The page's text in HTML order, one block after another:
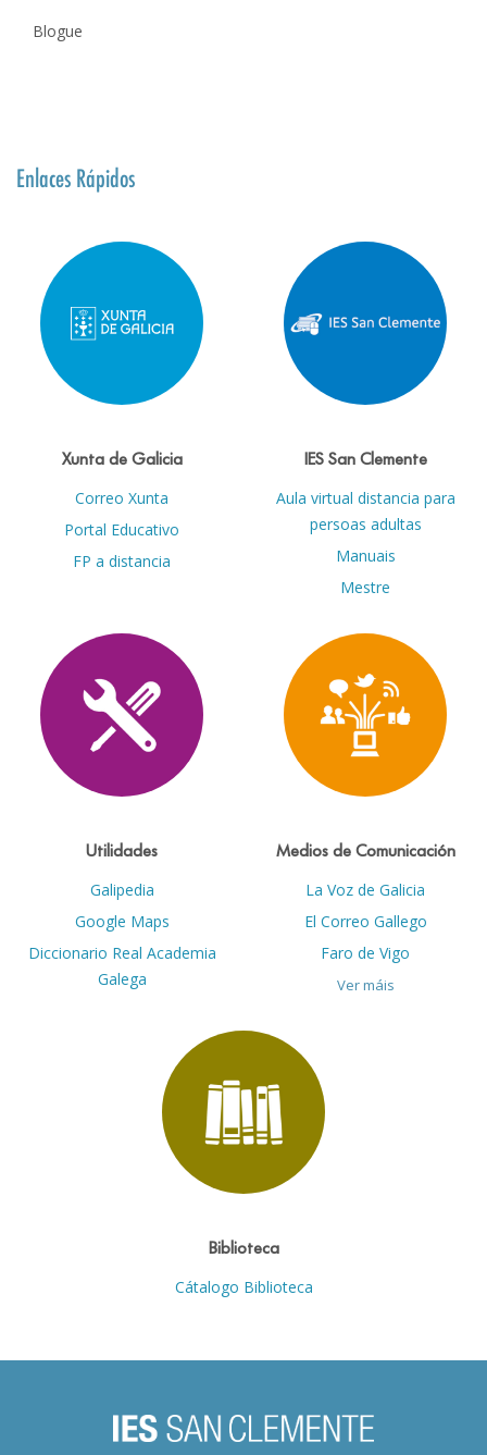
Blogue
Enlaces Rápidos
Xunta de Galicia
Correo Xunta
Portal Educativo
FP a distancia
IES San Clemente
Aula virtual distancia para
persoas adultas
Manuais
Mestre
Utilidades
Galipedia
Google Maps
Diccionario Real Academia
Galega
Medios de Comunicación
La Voz de Galicia
El Correo Gallego
Faro de Vigo
Ver máis
Biblioteca
Cátalogo Biblioteca